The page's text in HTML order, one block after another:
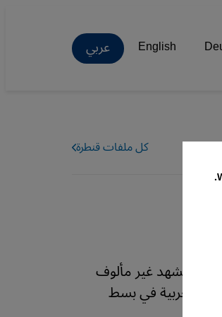
English عربي
كل ملفات قنطرة
في مشهد غير مألوف
المغربية في بسط